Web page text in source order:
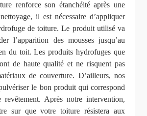
renforce son étanchéité après une
il est nécessaire d’appliquer
de toiture. Le produit utilisé va
l’apparition des mousses jusqu’au
du toit. Les produits hydrofuges que
de haute qualité et ne risquent pas
de couverture. D’ailleurs, nos
le bon produit qui correspond
Après notre intervention,
sur que votre toiture résistera aux